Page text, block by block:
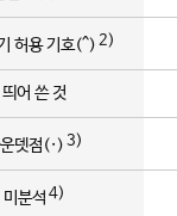
허용 기호(^)2)
띄어 쓴 것
뎃점(·)3)
미분석 4)